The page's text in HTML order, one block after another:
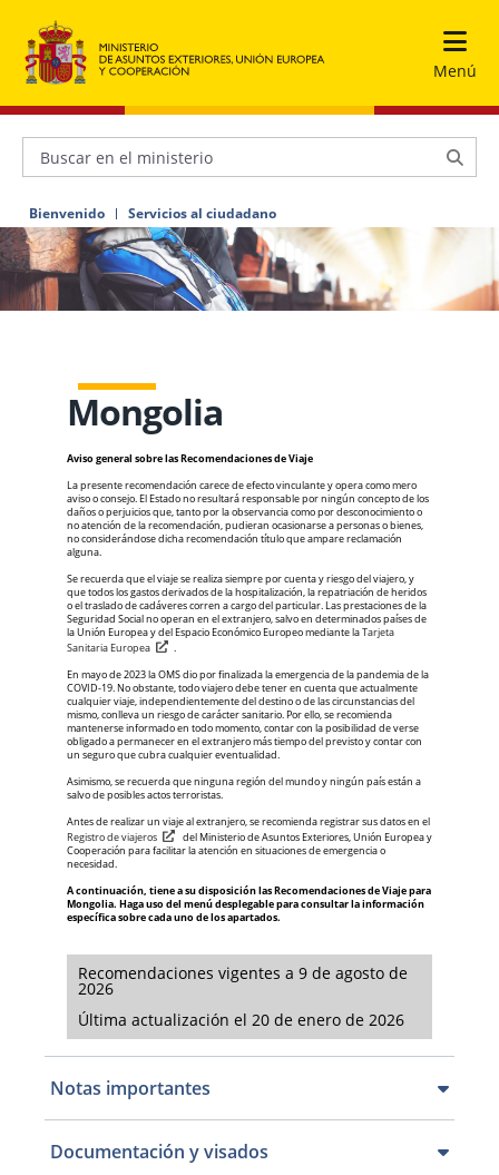
Menú
Bienvenido Servicios al ciudadano
Mongolia
Aviso general sobre las Recomendaciones de Viaje
La presente recomendación carece de efecto vinculante y opera como mero
aviso o consejo. El Estado no resultará responsable por ningún concepto de los
daños o perjuicios que, tanto por la observancia como por d​esconocimiento o
no atención de la recomendación, pudieran ocasionarse a personas o bienes,
no considerándose dicha recomendación título que ampare reclamación
alguna.
Se recuerda que el viaje se realiza siempre por cuenta y riesgo del viajero, y
que todos los gastos derivados de la hospitalización, la repatriación de heridos
o el traslado de cadáveres corren a cargo del particular. Las prestaciones de la
Seguridad Social no operan en el extranjero, salvo en determinados países de
la Unión Europea y del Espacio Económico Europeo mediante laTarjeta
Sanitaria Europea​
.
En mayo de 2023 la OMS dio por finalizada la emergencia de la pandemia de la
COVID-19. No obstante, todo viajero debe tener en cuenta que actualmente
cualquier viaje, independientemente del destino o de las circunstancias del
mismo, conlleva un riesgo de carácter sanitario. Por ello, se recomienda
mantenerse informado en todo momento, contar con la posibilidad de verse
obligado a permanecer en el extranjero más tiempo del previsto y contar con
un seguro que cubra cualquier eventualidad.
Asimismo, se recuerda que ninguna región del mundo y ningún país están a
salvo de posibles actos terroristas.
Antes de realizar un viaje al extranjero, se recomienda registrar sus datos en el
Registro de viajeros​
del Ministerio de Asuntos Exteriores, Unión Europea y
Cooperación para facilitar la atención en situaciones de emergencia o
necesidad.
A continuación, tiene a su disposición las Recomendaciones de Viaje para
Mongolia. Haga uso del menú desplegable para consultar la información
específica sobre cada uno de los apartados.
Recomendaciones vigentes a 9 de agosto de
2026
Última actualización el 20 de enero de 2026
Notas importantes
Documentación y visados